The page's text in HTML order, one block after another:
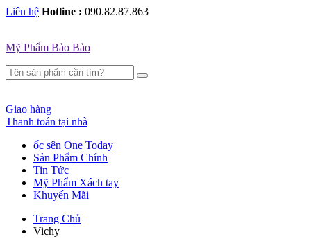
Liên hệ Hotline : 090.82.87.863
Mỹ Phẩm Bảo Bảo
Giao hàng
Thanh toán tại nhà
ốc sên One Today
Sản Phẩm Chính
Tin Tức
Mỹ Phẩm Xách tay
Khuyến Mãi
Trang Chủ
Vichy